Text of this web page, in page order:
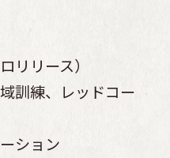
リリース）
訓練、レッドコー
ション